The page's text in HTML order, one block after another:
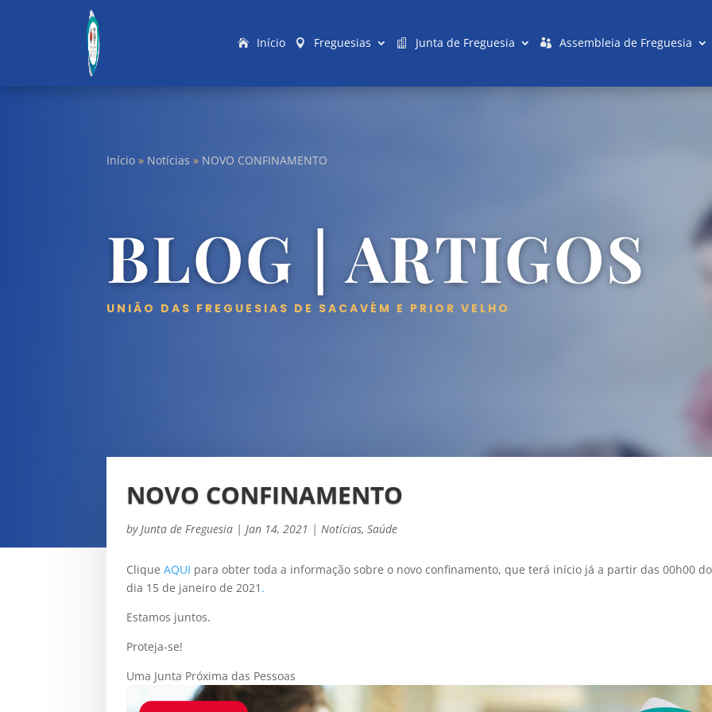
Início Freguesias Junta de Freguesia Assembleia de Freguesia
Início » Notícias » NOVO CONFINAMENTO
BLOG | ARTIGOS
UNIÃO DAS FREGUESIAS DE SACAVÉM E PRIOR VELHO
NOVO CONFINAMENTO
by Junta de Freguesia | Jan 14, 2021 | Notícias,Saúde
CliqueAQUI para obter toda a informação sobre o novo confinamento, que terá início já a partir das 00h00 do
dia 15 de janeiro de 2021 .
Estamos juntos.
Proteja-se!
Uma Junta Próxima das Pessoas